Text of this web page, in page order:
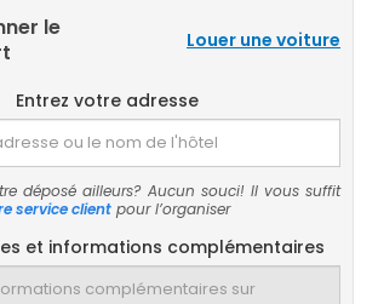
le
Louer une voiture
Entrez votre adresse
déposé ailleurs? Aucun souci! Il vous suffit
service client pour l’organiser
et informations complémentaires